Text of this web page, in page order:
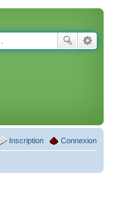
Connexion
Inscription